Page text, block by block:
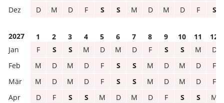
D
M D F S S M D M D F S
2027 1 2 3 4 5 6 7 8 9 10 11
12
F
S S M D M D F S S M
D
M
D M D F S S M D M D
F
M
D M D F S S M D M D
F
D
F S S M D M D F S S
M